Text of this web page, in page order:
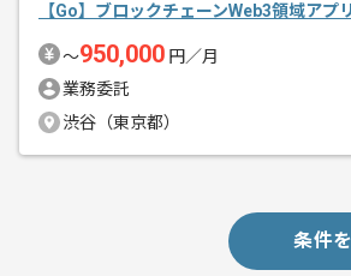
【Go】ブロックチェーンWeb3領域アプ
〜950,000 円／月
業務委託
渋谷（東京都）
条件